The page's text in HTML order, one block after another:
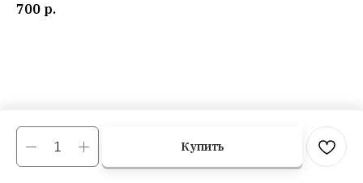
700 р.
Купить